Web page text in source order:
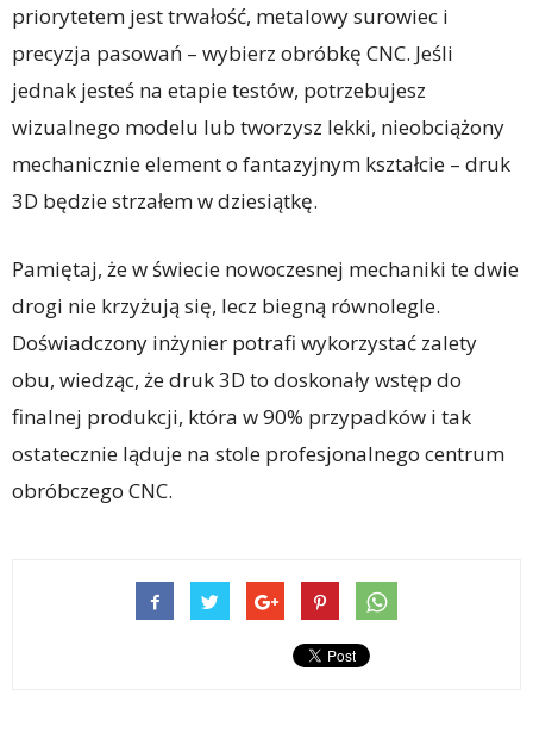
priorytetem jest trwałość, metalowy surowiec i
precyzja pasowań – wybierz obróbkę CNC. Jeśli
jednak jesteś na etapie testów, potrzebujesz
wizualnego modelu lub tworzysz lekki, nieobciążony
mechanicznie element o fantazyjnym kształcie – druk
3D będzie strzałem w dziesiątkę.
Pamiętaj, że w świecie nowoczesnej mechaniki te dwie
drogi nie krzyżują się, lecz biegną równolegle.
Doświadczony inżynier potrafi wykorzystać zalety
obu, wiedząc, że druk 3D to doskonały wstęp do
finalnej produkcji, która w 90% przypadków i tak
ostatecznie ląduje na stole profesjonalnego centrum
obróbczego CNC.